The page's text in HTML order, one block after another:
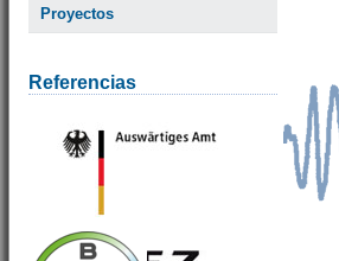
Proyectos
Referencias